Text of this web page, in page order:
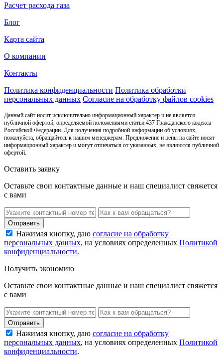
Расчет расхода газа
Блог
Карта сайта
О компании
Контакты
Политика конфиденциальности Политика обработки
персональных данных Согласие на обработку файлов cookies
Данный сайт носит исключительно информационный характер и не является
публичной офертой, определяемой положениями статьи 437 Гражданского кодекса
Российской Федерации. Для получения подробной информации об условиях,
пожалуйста, обращайтесь к нашим менеджерам. Предложение и цены на сайте носят
информационный характер и могут отличаться от указанных, не являются публичной
офертой.
Оставить заявку
Оставьте свои контактные данные и наш специалист свяжется
с вами
Нажимая кнопку, даю согласие на обработку
персональных данных, на условиях определенных Политикой
конфиденциальности.
Получить экономию
Оставьте свои контактные данные и наш специалист свяжется
с вами
Нажимая кнопку, даю согласие на обработку
персональных данных, на условиях определенных Политикой
конфиденциальности.